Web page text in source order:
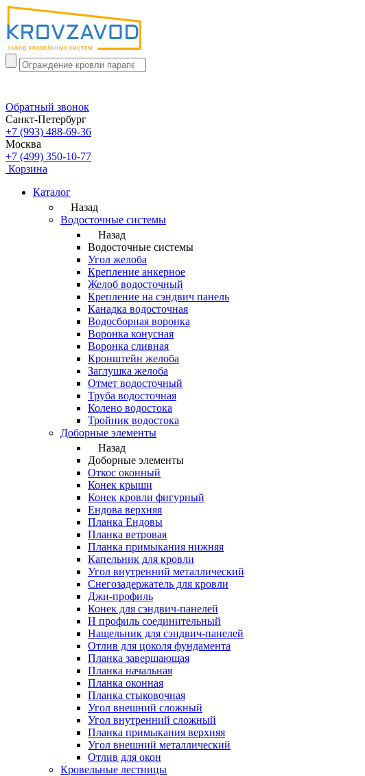
Обратный звонок
Санкт-Петербург
+7 (993) 488-69-36
Москва
+7 (499) 350-10-77
Корзина
Каталог
Назад
Водосточные системы
Назад
Водосточные системы
Угол желоба
Крепление анкерное
Желоб водосточный
Крепление на сэндвич панель
Канадка водосточная
Водосборная воронка
Воронка конусная
Воронка сливная
Кронштейн желоба
Заглушка желоба
Отмет водосточный
Труба водосточная
Колено водостока
Тройник водостока
Доборные элементы
Назад
Доборные элементы
Откос оконный
Конек крыши
Конек кровли фигурный
Ендова верхняя
Планка Ендовы
Планка ветровая
Планка примыкания нижняя
Капельник для кровли
Угол внутренний металлический
Снегозадержатель для кровли
Джи-профиль
Конек для сэндвич-панелей
Н профиль соединительный
Нащельник для сэндвич-панелей
Отлив для цоколя фундамента
Планка завершающая
Планка начальная
Планка оконная
Планка стыковочная
Угол внешний сложный
Угол внутренний сложный
Планка примыкания верхняя
Угол внешний металлический
Отлив для окон
Кровельные лестницы